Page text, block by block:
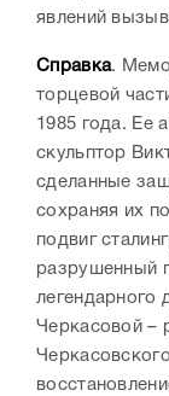
явлений
Справка.
торцевой
1985 года. Ее
скульптор
сделанные
сохраняя их
подвиг
разрушенный
легендарного
Черкасовой –